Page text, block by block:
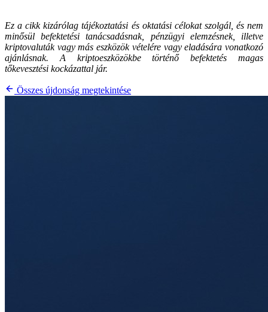
Ez a cikk kizárólag tájékoztatási és oktatási célokat szolgál, és nem
minősül befektetési tanácsadásnak, pénzügyi elemzésnek, illetve
kriptovaluták vagy más eszközök vételére vagy eladására vonatkozó
ajánlásnak. A kriptoeszközökbe történő befektetés magas
tőkevesztési kockázattal jár.
Összes újdonság megtekintése